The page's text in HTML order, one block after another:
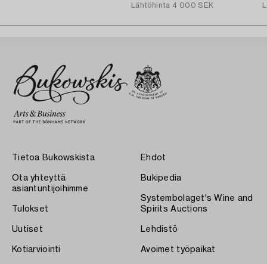
Lähtöhinta 4 000 SEK
Tietoa Bukowskista
Ota yhteyttä
asiantuntijoihimme
Tulokset
Uutiset
Kotiarviointi
Ehdot
Bukipedia
Systembolaget's Wine and
Spirits Auctions
Lehdistö
Avoimet työpaikat